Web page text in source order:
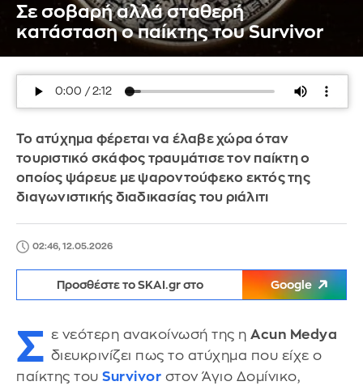
Σε σοβαρή αλλά σταθερή
κατάσταση ο παίκτης του Survivor
Το ατύχημα φέρεται να έλαβε χώρα όταν
τουριστικό σκάφος τραυμάτισε τον παίκτη ο
οποίος ψάρευε με ψαροντούφεκο εκτός της
διαγωνιστικής διαδικασίας του ριάλιτι
02:46, 12.05.2026
Προσθέστε το SKAI.gr στο Google
Σ ε νεότερη ανακοίνωσή της η Acun Medya
διευκρινίζει πως το ατύχημα που είχε ο
παίκτης του Survivor στον Άγιο Δομίνικο,